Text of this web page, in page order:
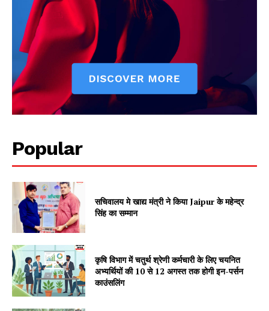
Jagruk Janta
Vishwasniya Hindi Akhbaar
Company
About
Contact us
Popular
सचिवालय मे खाद्य मंत्री ने किया Jaipur के महेन्द्र
सिंह का सम्मान
कृषि विभाग में चतुर्थ श्रेणी कर्मचारी के लिए चयनित
अभ्यर्थियों की 10 से 12 अगस्त तक होगी इन-पर्सन
काउंसलिंग